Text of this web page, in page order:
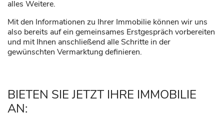
alles Weitere.
Mit den Informationen zu Ihrer Immobilie können wir uns
also bereits auf ein gemeinsames Erstgespräch vorbereiten
und mit Ihnen anschließend alle Schritte in der
gewünschten Vermarktung definieren.
BIETEN SIE JETZT IHRE IMMOBILIE
AN: